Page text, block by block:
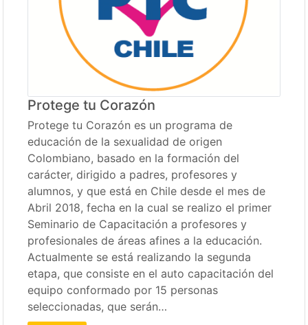
Protege tu Corazón
Protege tu Corazón es un programa de
educación de la sexualidad de origen
Colombiano, basado en la formación del
carácter, dirigido a padres, profesores y
alumnos, y que está en Chile desde el mes de
Abril 2018, fecha en la cual se realizo el primer
Seminario de Capacitación a profesores y
profesionales de áreas afines a la educación.
Actualmente se está realizando la segunda
etapa, que consiste en el auto capacitación del
equipo conformado por 15 personas
seleccionadas, que serán…